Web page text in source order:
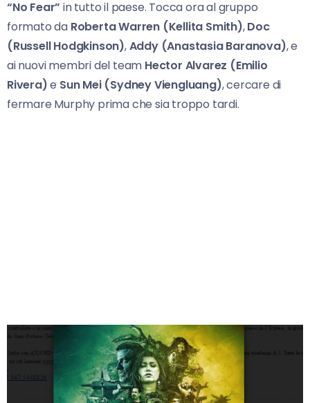
“No Fear” in tutto il paese. Tocca ora al gruppo
formato da Roberta Warren (Kellita Smith),Doc
(Russell Hodgkinson),Addy (Anastasia Baranova), e
ai nuovi membri del team Hector Alvarez (Emilio
Rivera)e Sun Mei (Sydney Viengluang), cercare di
fermare Murphy prima che sia troppo tardi.